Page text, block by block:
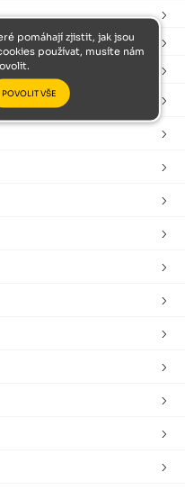
pomáhají zjistit, jak jsou
používat, musíte nám